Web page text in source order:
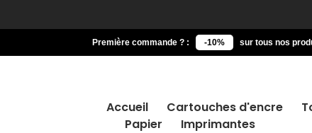
Première commande ? : -10% sur tous nos
Accueil Cartouches d'encre
Papier
Imprimantes